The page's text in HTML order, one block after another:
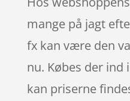
mange på jagt
fx kan være den
nu. Købes der ind
kan priserne